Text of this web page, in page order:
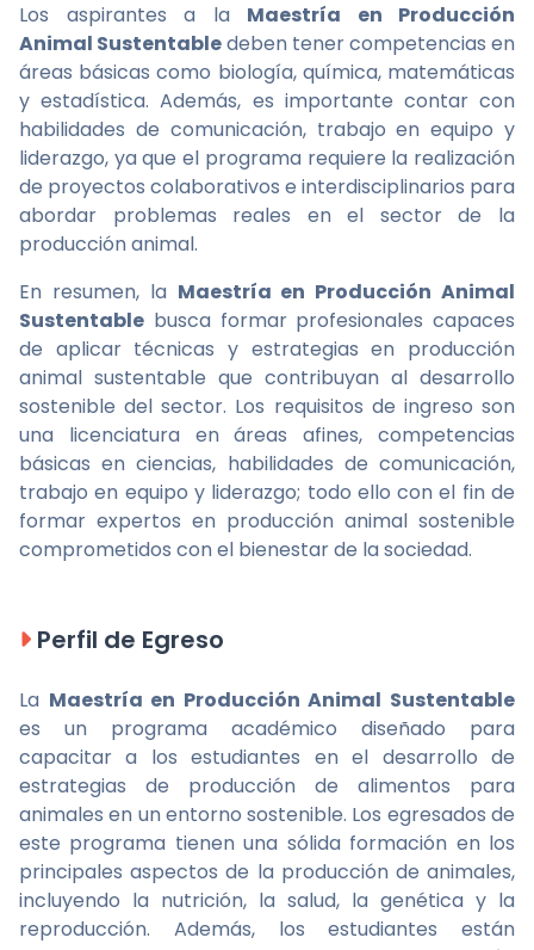
Los aspirantes a la Maestría en Producción
Animal Sustentabledeben tener competencias en
áreas básicas como biología, química, matemáticas
y estadística. Además, es importante contar con
habilidades de comunicación, trabajo en equipo y
liderazgo, ya que el programa requiere la realización
de proyectos colaborativos e interdisciplinarios para
abordar problemas reales en el sector de la
producción animal.
En resumen, la Maestría en Producción Animal
Sustentable busca formar profesionales capaces
de aplicar técnicas y estrategias en producción
animal sustentable que contribuyan al desarrollo
sostenible del sector. Los requisitos de ingreso son
una licenciatura en áreas afines, competencias
básicas en ciencias, habilidades de comunicación,
trabajo en equipo y liderazgo; todo ello con el fin de
formar expertos en producción animal sostenible
comprometidos con el bienestar de la sociedad.
Perfil de Egreso
La Maestría en Producción Animal Sustentable
es un programa académico diseñado para
capacitar a los estudiantes en el desarrollo de
estrategias de producción de alimentos para
animales en un entorno sostenible. Los egresados de
este programa tienen una sólida formación en los
principales aspectos de la producción de animales,
incluyendo la nutrición, la salud, la genética y la
reproducción. Además, los estudiantes están